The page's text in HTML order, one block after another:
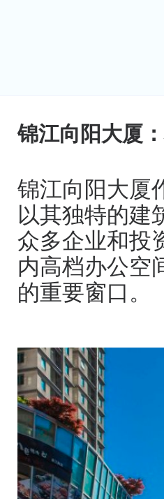
锦江向阳大厦
锦江向阳大厦
以其独特的建
众多企业和投
内高档办公空
的重要窗口。